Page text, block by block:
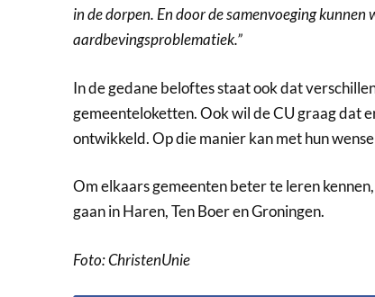
in de dorpen. En door de samenvoeging
aardbevingsproblematiek.”
In de gedane beloftes staat ook dat
gemeenteloketten. Ook wil de CU graag dat
ontwikkeld. Op die manier kan met hun
Om elkaars gemeenten beter te leren
gaan in Haren, Ten Boer en Groningen.
Foto: ChristenUnie